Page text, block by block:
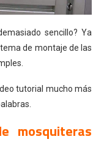
sencillo? Ya
de montaje de las
tutorial mucho más
mosquiteras